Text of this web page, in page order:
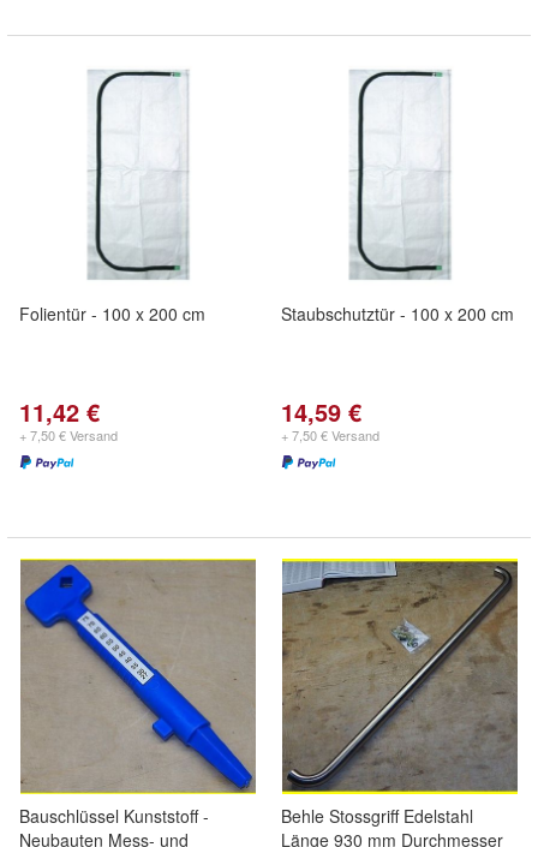
Folientür - 100 x 200 cm
11,42 €
+ 7,50 € Versand
Staubschutztür - 100 x 200 cm
14,59 €
+ 7,50 € Versand
Bauschlüssel Kunststoff -
Neubauten Mess- und
Behle Stossgriff Edelstahl
Länge 930 mm Durchmesser